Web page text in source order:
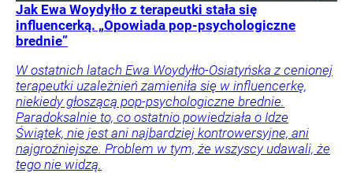
Jak Ewa Woydyłło z terapeutki stała się
influencerką. „Opowiada pop-psychologiczne
brednie”
W ostatnich latach Ewa Woydyłło-Osiatyńska z cenionej
terapeutki uzależnień zamieniła się w influencerkę,
niekiedy głoszącą pop-psychologiczne brednie.
Paradoksalnie to, co ostatnio powiedziała o Idze
Świątek, nie jest ani najbardziej kontrowersyjne, ani
najgroźniejsze. Problem w tym, że wszyscy udawali, że
tego nie widzą.